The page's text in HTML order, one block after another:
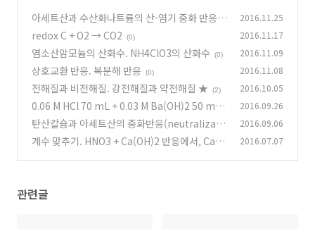
아세트산과 수산화나트륨의 산-염기 중화 반응
★
(0)
2016.11.25
redox C + O2 → CO2 (0) 2016.11.17
염소산암모늄의 산화수. NH4ClO3의 산화수 (0) 2016.11.09
상호교환 반응. 복분해 반응 (0) 2016.11.08
전해질과 비전해질. 강전해질과 약전해질 ★ (2) 2016.10.05
0.06 M HCl 70 mL + 0.03 M Ba(OH)2 50 mL
혼합용액의 pH
(0)
2016.09.26
탄산칼슘과 아세트산의 중화반응(neutralizati
on reaction) (0)
2016.09.06
계수 맞추기. HNO3 + Ca(OH)2 반응에서, Ca(N
2016.07.07
관련글